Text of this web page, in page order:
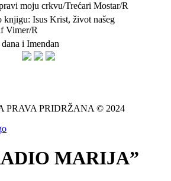
moju crkvu/Trećari Mostar/R
knjigu: Isus Krist, život našeg
Vimer/R
i Imendan
PRAVA PRIDRŽANA © 2024
MARIJA”